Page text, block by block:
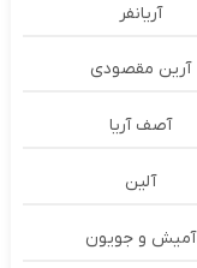
آریانفر
آرین مقصودی
آصف آریا
آلین
آمیش و جویون